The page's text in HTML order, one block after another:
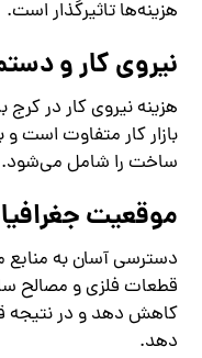
هزینه‌ها تاثیرگذار است.
نیروی کار و
هزینه نیروی کار در
بازار کار متفاوت است
ساخت را شامل می‌شود.
موقعیت
دسترسی آسان به منابع
قطعات فلزی و مصالح
کاهش دهد و در نتیجه
دهد.